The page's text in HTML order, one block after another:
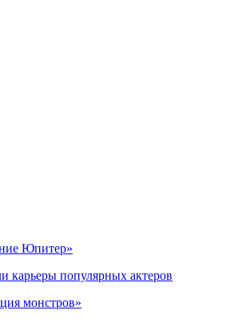
Юпитер»
карьеры популярных актеров
монстров»